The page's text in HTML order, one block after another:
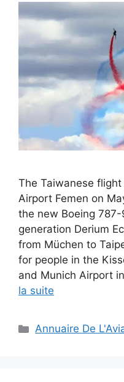
The Taiwanese
Airport Femen on
the new Boeing
generation Derium
from Müchen to
for people in the
and Munich Airport
la suite
Catégories
Annuaire De